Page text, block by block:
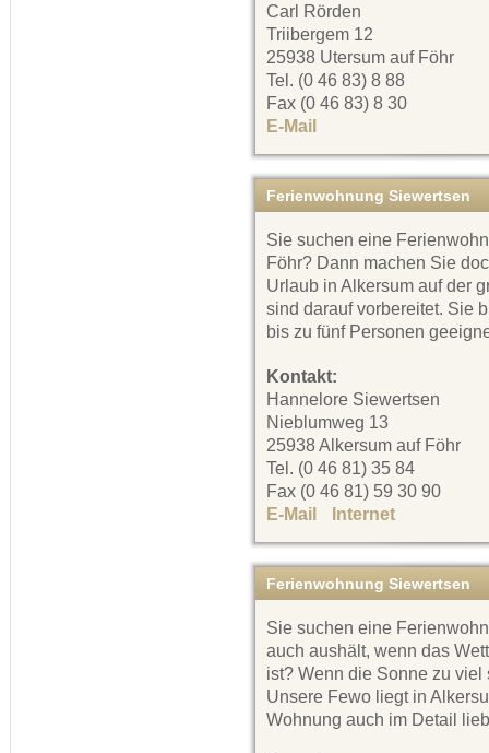
Carl Rörden
Triibergem 12
25938 Utersum auf Föhr
Tel. (0 46 83) 8 88
Fax (0 46 83) 8 30
E-Mail
Ferienwohnung Siewertsen
Sie suchen eine
Föhr? Dann machen Sie
Urlaub in Alkersum auf der
sind darauf vorbereitet. Sie
bis zu fünf Personen
Kontakt:
Hannelore Siewertsen
Nieblumweg 13
25938 Alkersum auf Föhr
Tel. (0 46 81) 35 84
Fax (0 46 81) 59 30 90
E-Mail
Internet
Ferienwohnung Siewertsen
Sie suchen eine
auch aushält, wenn das
ist? Wenn die Sonne zu
Unsere Fewo liegt in
Wohnung auch im Detail